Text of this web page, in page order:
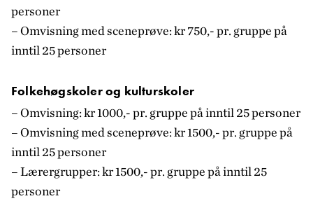
personer
– Omvisning med sceneprøve: kr 750,- pr. gruppe på
inntil 25 personer
Folkehøgskoler og kulturskoler
– Omvisning: kr 1000,- pr. gruppe på inntil 25 personer
– Omvisning med sceneprøve: kr 1500,- pr. gruppe på
inntil 25 personer
– Lærergrupper: kr 1500,- pr. gruppe på inntil 25
personer